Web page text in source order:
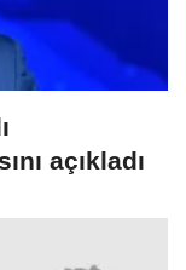
açıkladı